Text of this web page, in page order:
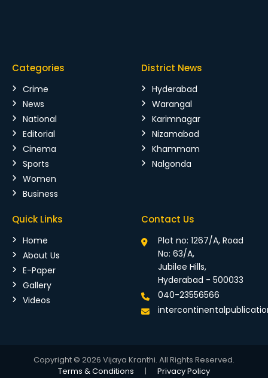
Categories
Crime
News
National
Editorial
Cinema
Sports
Women
Business
District News
Hyderabad
Warangal
Karimnagar
Nizamabad
Khammam
Nalgonda
Quick Links
Home
About Us
E-Paper
Gallery
Videos
Contact Us
Plot no: 1267/A, Road
No: 63/A,
Jubilee Hills,
Hyderabad - 500033
040-23556566
Copyright © 2026 Vijaya Kranthi. All Rights Reserved.
Terms & Conditions
| Privacy Policy